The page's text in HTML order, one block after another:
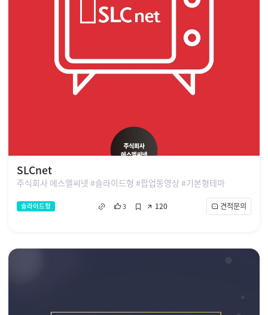
SLCnet
주식회사 에스엘씨넷 #슬라이드형 #팝업동영상 #기본형테마
슬라이드형 3 120 견적문의